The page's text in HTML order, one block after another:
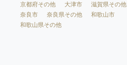
京都府その他
大津市
滋賀県その他
奈良市
奈良県その他
和歌山市
和歌山県その他